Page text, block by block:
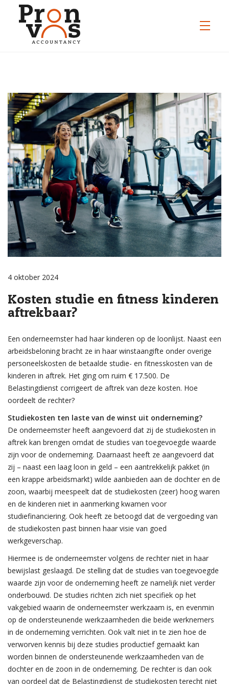
4 oktober 2024
Kosten studie en fitness kinderen
aftrekbaar?
Een onderneemster had haar kinderen op de loonlijst. Naast een
arbeidsbeloning bracht ze in haar winstaangifte onder overige
personeelskosten de betaalde studie- en fitnesskosten van de
kinderen in aftrek. Het ging om ruim € 17.500. De
Belastingdienst corrigeert de aftrek van deze kosten. Hoe
oordeelt de rechter?
Studiekosten ten laste van de winst uit onderneming?
De onderneemster heeft aangevoerd dat zij de studiekosten in
aftrek kan brengen omdat de studies van toegevoegde waarde
zijn voor de onderneming. Daarnaast heeft ze aangevoerd dat
zij – naast een laag loon in geld – een aantrekkelijk pakket (in
een krappe arbeidsmarkt) wilde aanbieden aan de dochter en de
zoon, waarbij meespeelt dat de studiekosten (zeer) hoog waren
en de kinderen niet in aanmerking kwamen voor
studiefinanciering. Ook heeft ze betoogd dat de vergoeding van
de studiekosten past binnen haar visie van goed
werkgeverschap.
Hiermee is de onderneemster volgens de rechter niet in haar
bewijslast geslaagd. De stelling dat de studies van toegevoegde
waarde zijn voor de onderneming heeft ze namelijk niet verder
onderbouwd. De studies richten zich niet specifiek op het
vakgebied waarin de onderneemster werkzaam is, en evenmin
op de ondersteunende werkzaamheden die beide werknemers
in de onderneming verrichten. Ook valt niet in te zien hoe de
verworven kennis bij deze studies productief gemaakt kan
worden binnen de ondersteunende werkzaamheden van de
dochter en de zoon in de onderneming. De rechter is dan ook
van oordeel dat de Belastingdienst de studiekosten terecht niet